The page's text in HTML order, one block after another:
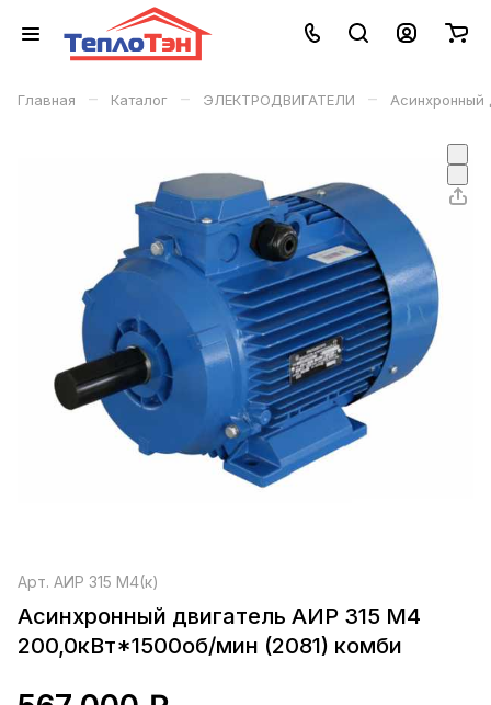
Главная – Каталог – ЭЛЕКТРОДВИГАТЕЛИ – Асинхронный
Арт. АИР 315 М4(к)
Асинхронный двигатель АИР 315 М4
200,0кВт*1500об/мин (2081) комби